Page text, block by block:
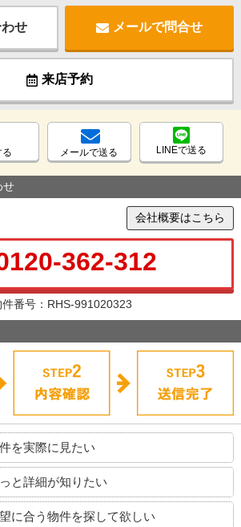
せ メールで問合せ
来店予約
る メールで送る LINEで送る
せ
会社概要はこちら
362-312
件番号：RHS-991020323
を実際に見たい
と詳細が知りたい
に合う物件を探して欲しい